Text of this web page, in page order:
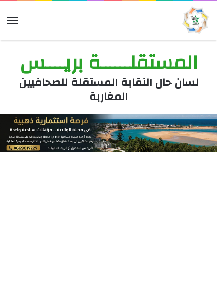
المستقلــــــة بريــــس
لسان حال النقابة المستقلة للصحافيين
المغاربة